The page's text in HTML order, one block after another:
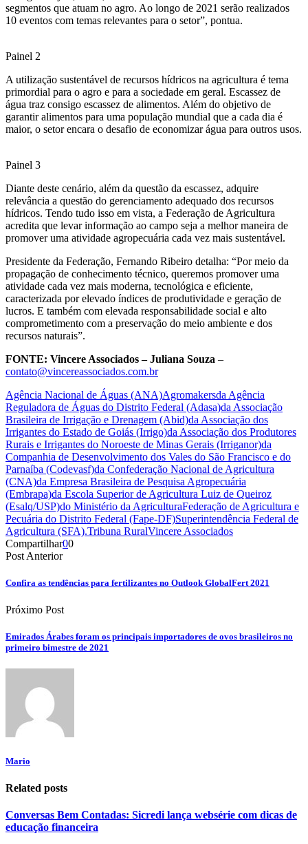
segmentos que atuam no agro. Ao longo de 2021 serão realizados
10 eventos com temas relevantes para o setor”, pontua.
Painel 2
A utilização sustentável de recursos hídricos na agricultura é tema
primordial para o agro e para a sociedade em geral. Escassez de
água traz consigo escassez de alimentos. Além do objetivo de
garantir alimentos para uma população mundial que a cada dia é
maior, o setor encara o desafio de economizar água para outros usos.
Painel 3
Diante deste cenário, além da questão da escassez, adquire
relevância a questão do gerenciamento adequado dos recursos
hídricos. Tendo tudo isso em vista, a Federação de Agricultura
acredita que levar informação ao campo seja a melhor maneira de
promover uma atividade agropecuária cada vez mais sustentável.
Presidente da Federação, Fernando Ribeiro detalha: “Por meio da
propagação de conhecimento técnico, queremos promover uma
atividade cada vez mais moderna, tecnológica e eficiente,
caracterizada por elevado índices de produtividade e geração de
lucros. E também com elevada responsabilidade social e alto
comprometimento com a preservação do meio ambiente e dos
recursos naturais”.
FONTE: Vincere Associados – Juliana Souza –
contato@vincereassociados.com.br
Agência Nacional de Águas (ANA)Agromakersda Agência
Reguladora de Águas do Distrito Federal (Adasa)da Associação
Brasileira de Irrigação e Drenagem (Abid)da Associação dos
Irrigantes do Estado de Goiás (Irrigo)da Associação dos Produtores
Rurais e Irrigantes do Noroeste de Minas Gerais (Irriganor)da
Companhia de Desenvolvimento dos Vales do São Francisco e do
Parnaíba (Codevasf)da Confederação Nacional de Agricultura
(CNA)da Empresa Brasileira de Pesquisa Agropecuária
(Embrapa)da Escola Superior de Agricultura Luiz de Queiroz
(Esalq/USP)do Ministério da AgriculturaFederação de Agricultura e
Pecuária do Distrito Federal (Fape-DF)Superintendência Federal de
Agricultura (SFA).Tribuna RuralVincere Associados
Compartilhar00
Post Anterior
Confira as tendências para fertilizantes no Outlook GlobalFert 2021
Próximo Post
Emirados Árabes foram os principais importadores de ovos brasileiros no
primeiro bimestre de 2021
Mario
Related posts
Conversas Bem Contadas: Sicredi lança websérie com dicas de
educação financeira